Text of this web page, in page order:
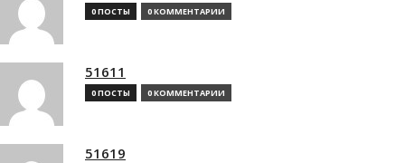
0 ПОСТЫ 0 КОММЕНТАРИИ
51611
0 ПОСТЫ 0 КОММЕНТАРИИ
51619